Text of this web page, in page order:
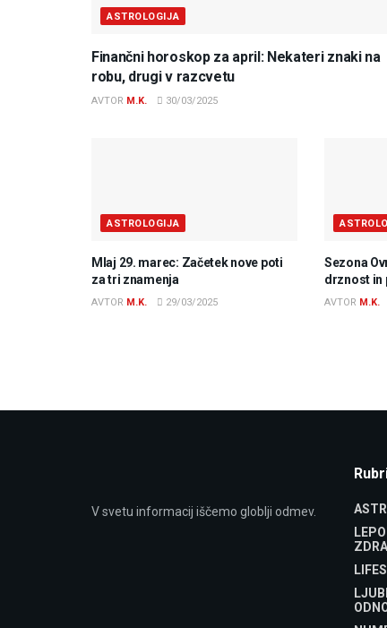
ASTROLOGIJA
Finančni horoskop za april: Nekateri znaki na
robu, drugi v razcvetu
AVTOR M.K. 30/03/2025
ASTROLOGIJA
Mlaj 29. marec: Začetek nove poti
za tri znamenja
AVTOR M.K. 29/03/2025
Sezona
drznost in
AVTOR M.K.
V svetu informacij iščemo globlji odmev.